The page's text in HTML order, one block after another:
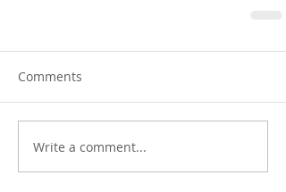
Comments
Write a comment...